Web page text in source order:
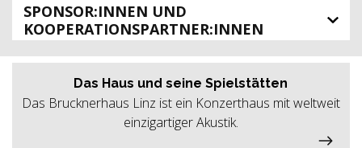
SPONSOR:INNEN UND
KOOPERATIONSPARTNER:INNEN
Das Haus und seine Spielstätten
Das Brucknerhaus Linz ist ein Konzerthaus mit weltweit
einzigartiger Akustik.